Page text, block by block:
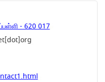
- 620 017